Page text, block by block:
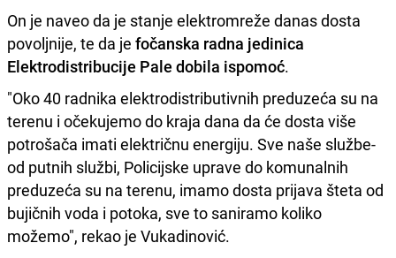
On je naveo da je stanje elektromreže danas dosta
povoljnije, te da je fočanska radna jedinica
Elektrodistribucije Pale dobila ispomoć.
"Oko 40 radnika elektrodistributivnih preduzeća su na
terenu i očekujemo do kraja dana da će dosta više
potrošača imati električnu energiju. Sve naše službe-
od putnih službi, Policijske uprave do komunalnih
preduzeća su na terenu, imamo dosta prijava šteta od
bujičnih voda i potoka, sve to saniramo koliko
možemo", rekao je Vukadinović.